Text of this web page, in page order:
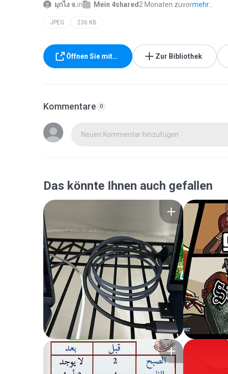
มุกไง จ.in Mein 4shared 2 Monaten zuvormehr...
JPEG 236 KB
Öffnen Sie mit… Zur Bibliothek
Kommentare 0
Neuen Kommentar hinzufügen
Das könnte Ihnen auch gefallen